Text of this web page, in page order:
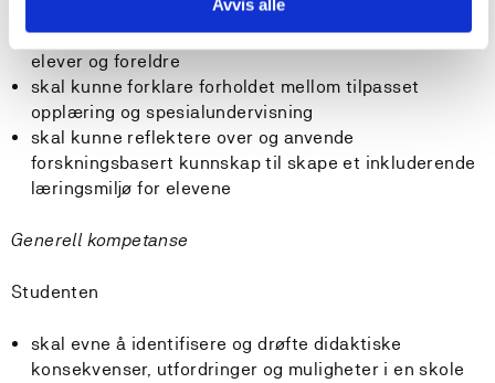
Avvis alle
skal kunne ivareta livssynsmangfold i samarbeid med
elever og foreldre
skal kunne forklare forholdet mellom tilpasset
opplæring og spesialundervisning
skal kunne reflektere over og anvende
forskningsbasert kunnskap til skape et inkluderende
læringsmiljø for elevene
Generell kompetanse
Studenten
skal evne å identifisere og drøfte didaktiske
konsekvenser, utfordringer og muligheter i en skole